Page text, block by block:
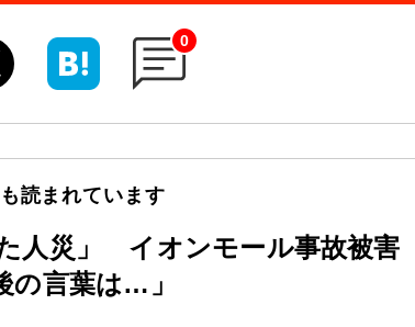
0
読まれています
人災」 イオンモール事故被害
言葉は…」